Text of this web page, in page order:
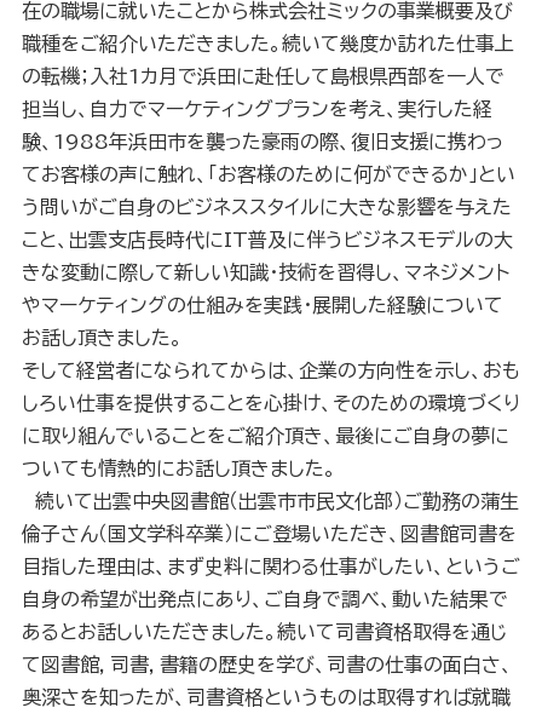
在の職場に就いたことから株式会社ミックの事業概要及び
職種をご紹介いただきました。続いて幾度か訪れた仕事上
の転機；入社1 カ月で浜田に赴任して島根県西部を一人で
担当し、自力でマーケティングプランを考え、実行した経
験、 1988年浜田市を襲った豪雨の際、復旧支援に携わっ
てお客様の声に触れ、「お客様のために何ができるか」とい
う問いがご自身のビジネススタイルに大きな影響を与えた
こと、出雲支店長時代にIT普及に伴うビジネスモデルの大
きな変動に際して新しい知識・技術を習得し、マネジメント
やマーケティングの仕組みを実践・展開した経験について
お話し頂きました。
そして経営者になられてからは、企業の方向性を示し、おも
しろい仕事を提供することを心掛け、そのための環境づくり
に取り組んでいることをご紹介頂き、最後にご自身の夢に
ついても情熱的にお話し頂きました。
続いて出雲中央図書館（出雲市市民文化部）ご勤務の蒲生
倫子さん（国文学科卒業）にご登場いただき、図書館司書を
目指した理由は、まず史料に関わる仕事がしたい、というご
自身の希望が出発点にあり、ご自身で調べ、動いた結果で
あるとお話しいただきました。続いて司書資格取得を通じ
て図書館，司書，書籍の歴史を学び、司書の仕事の面白さ、
奥深さを知ったが、司書資格というものは取得すれば就職